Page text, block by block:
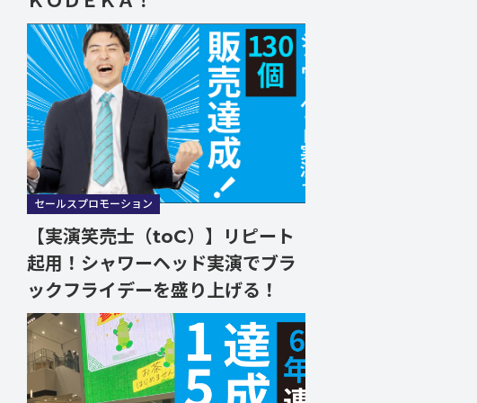
セールスプロモーション
【実演笑売士（toC）】リピート
起用！シャワーヘッド実演でブラ
ックフライデーを盛り上げる！